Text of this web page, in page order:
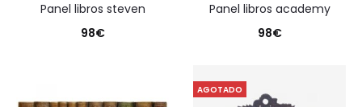
panel libros steven
98€
panel libros academy
98€
AGOTADO